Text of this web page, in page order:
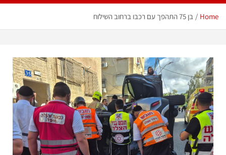
Home בן 75 התהפך עם רכבו ברחוב השילוח